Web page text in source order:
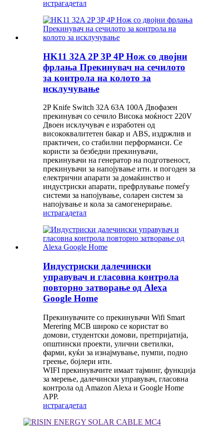
истрагадетал
HK11 32A 2P 3P 4P Нож со двојни
фрлања Прекинувач на сечилото
за контрола на колото за
исклучување
2P Knife Switch 32A 63A 100A Двофазен
прекинувач со сечило Висока моќност 220V
Двоен исклучувач е изработен од
висококвалитетен бакар и ABS, издржлив и
практичен, со стабилни перформанси. Се
користи за безбедни прекинувачи,
прекинувачи на генератор на подготвеност,
прекинувачи за напојување итн. и погоден за
електрични апарати за домаќинство и
индустриски апарати, префрлување помеѓу
системи за напојување, соларен систем за
напојување и кола за самогенерирање.
истрагадетал
Индустриски далечински
управувач и гласовна контрола
повторно затворање од Alexa
Google Home
Прекинувачите со прекинувачи Wifi Smart
Merering MCB широко се користат во
домови, студентски домови, претпријатија,
општински проекти, улични светилки,
фарми, куќи за изнајмување, пумпи, подно
греење, бојлери итн.
WIFI прекинувачите имаат тајминг, функција
за мерење, далечински управувач, гласовна
контрола од Amazon Alexa и Google Home
APP.
истрагадетал